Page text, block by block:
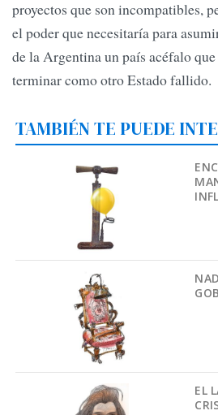
proyectos que son incompatibles,
el poder que necesitaría para
de la Argentina un país acéfalo
terminar como otro Estado fallido.
TAMBIÉN TE PUEDE
EL